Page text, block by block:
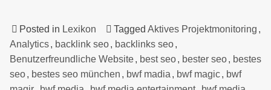
Posted in Lexikon Tagged Aktives Projektmonitoring ,
Analytics, backlink seo, backlinks seo,
Benutzerfreundliche Website, best seo, bester seo, bestes
seo, bestes seo münchen , bwf madia , bwf magic, bwf